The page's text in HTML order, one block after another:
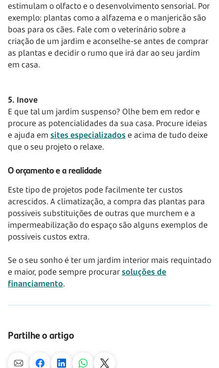
estimulam o olfacto e o desenvolvimento sensorial. Por
exemplo: plantas como a alfazema e o manjericão são
boas para os cães. Fale com o veterinário sobre a
criação de um jardim e aconselhe-se antes de comprar
as plantas e decidir o rumo que irá dar ao seu jardim
em casa.
5. Inove
E que tal um jardim suspenso? Olhe bem em redor e
procure as potencialidades da sua casa. Procure ideias
e ajuda em sites especializadose acima de tudo deixe
que o seu projeto o relaxe.
O orçamento e a realidade
Este tipo de projetos pode facilmente ter custos
acrescidos. A climatização, a compra das plantas para
possíveis substituições de outras que murchem e a
impermeabilização do espaço são alguns exemplos de
possíveis custos extra.
Se o seu sonho é ter um jardim interior mais requintado
e maior, pode sempre procurarsoluções de
financiamento.
Partilhe o artigo